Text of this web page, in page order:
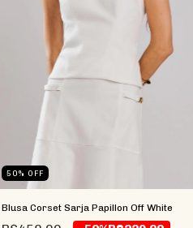
50% OFF
Blusa Corset Sarja Papillon Off White